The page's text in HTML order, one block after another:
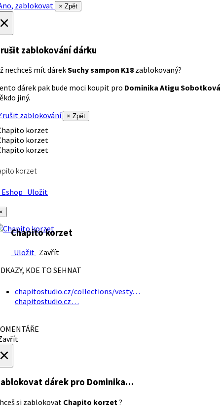
zablokovat
× Zpět
zablokování dárku
nechceš mít dárekSuchy sampon K18 zablokovaný?
dárek pak bude moci koupit pro Dominika Atigu Sobotková
jiný.
zablokování
× Zpět
korzet
Uložit
Chapito korzet
Uložit Zavřít
KDE TO SEHNAT
chapitostudio.cz/collections/vesty…
chapitostudio.cz…
dárek pro Dominika…
si zablokovat Chapito korzet?